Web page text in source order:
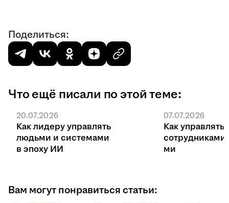
Поделиться:
Что ещё писали по этой теме:
20.07.2026
Как лидеру управлять
людьми и системами
в эпоху ИИ
07.07.2026
Как управлять
ми
Вам могут понравиться статьи: